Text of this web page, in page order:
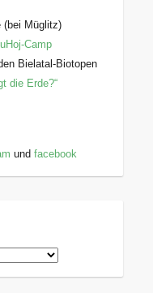
(bei Müglitz)
Camp
Bielatal-Biotopen
die Erde?“
undfacebook